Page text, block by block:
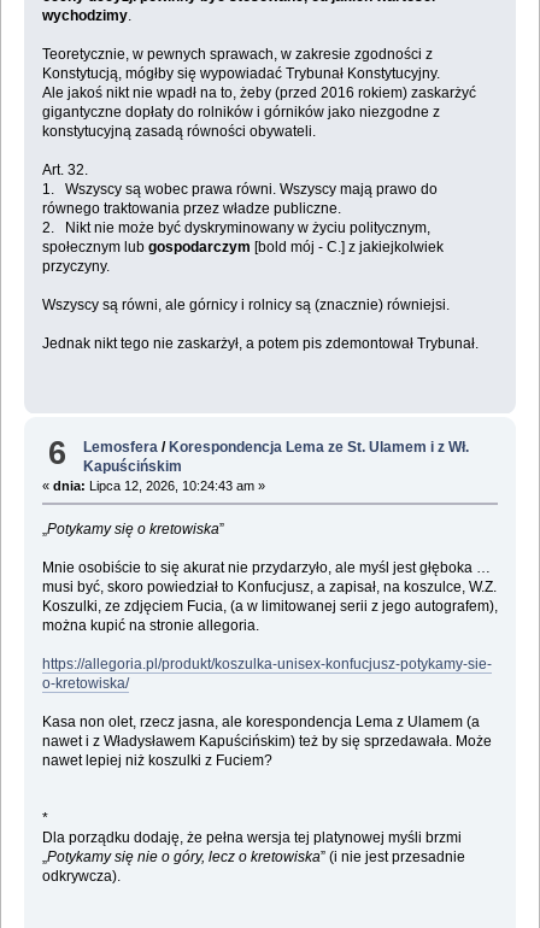
wychodzimy.
Teoretycznie, w pewnych sprawach, w zakresie zgodności z
Konstytucją, mógłby się wypowiadać Trybunał Konstytucyjny.
Ale jakoś nikt nie wpadł na to, żeby (przed 2016 rokiem) zaskarżyć
gigantyczne dopłaty do rolników i górników jako niezgodne z
konstytucyjną zasadą równości obywateli.
Art. 32.
1. Wszyscy są wobec prawa równi. Wszyscy mają prawo do
równego traktowania przez władze publiczne.
2. Nikt nie może być dyskryminowany w życiu politycznym,
społecznym lub gospodarczym [bold mój - C.] z jakiejkolwiek
przyczyny.
Wszyscy są równi, ale górnicy i rolnicy są (znacznie) równiejsi.
Jednak nikt tego nie zaskarżył, a potem pis zdemontował Trybunał.
6 Lemosfera /Korespondencja Lema ze St. Ulamem i z Wł.
Kapuścińskim
« dnia: Lipca 12, 2026, 10:24:43 am »
Potykamy się o kretowiska”
Mnie osobiście to się akurat nie przydarzyło, ale myśl jest głęboka …
musi być, skoro powiedział to Konfucjusz, a zapisał, na koszulce, W.Z.
Koszulki, ze zdjęciem Fucia, (a w limitowanej serii z jego autografem),
można kupić na stronie allegoria.
https://allegoria.pl/produkt/koszulka-unisex-konfucjusz-potykamy-sie-
o-kretowiska/
Kasa non olet, rzecz jasna, ale korespondencja Lema z Ulamem (a
nawet i z Władysławem Kapuścińskim) też by się sprzedawała. Może
nawet lepiej niż koszulki z Fuciem?
*
Dla porządku dodaję, że pełna wersja tej platynowej myśli brzmi
Potykamy się nie o góry, lecz o kretowiska” (i nie jest przesadnie
odkrywcza).